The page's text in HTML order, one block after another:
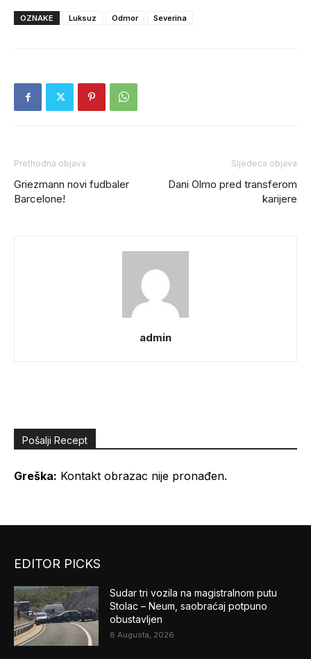
OZNAKE Luksuz Odmor Severina
Prethodna objava
Griezmann novi fudbaler
Barcelone!
Sljedeca objava
Dani Olmo pred transferom
karijere
admin
Pošalji Recept
Greška: Kontakt obrazac nije pronađen.
EDITOR PICKS
Sudar tri vozila na magistralnom putu
Stolac – Neum, saobraćaj potpuno
obustavljen
8 Augusta, 2026